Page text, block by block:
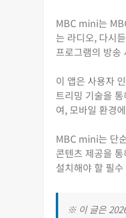
MBC mini는
는 라디오, 다시
프로그램의 방송
이 앱은 사용자
트리밍 기술을
여, 모바일 환경
MBC mini는 단
콘텐츠 제공을
설치해야 할 필
※ 이 글은